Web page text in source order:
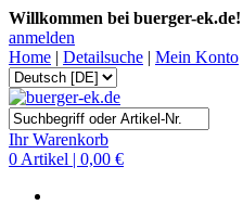
Willkommen bei buerger-ek.de!
anmelden
Home | Detailsuche | Mein Konto
Ihr Warenkorb
0 Artikel | 0,00 €